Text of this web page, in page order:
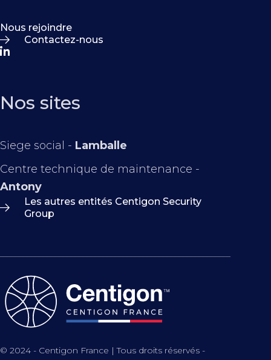
Nous rejoindre
Contactez-nous
Nos sites
Siege social - Lamballe
Centre technique de maintenance -
Antony
Les autres entités Centigon Security
Group
© 2024 - Centigon France | Tous droits réservés -